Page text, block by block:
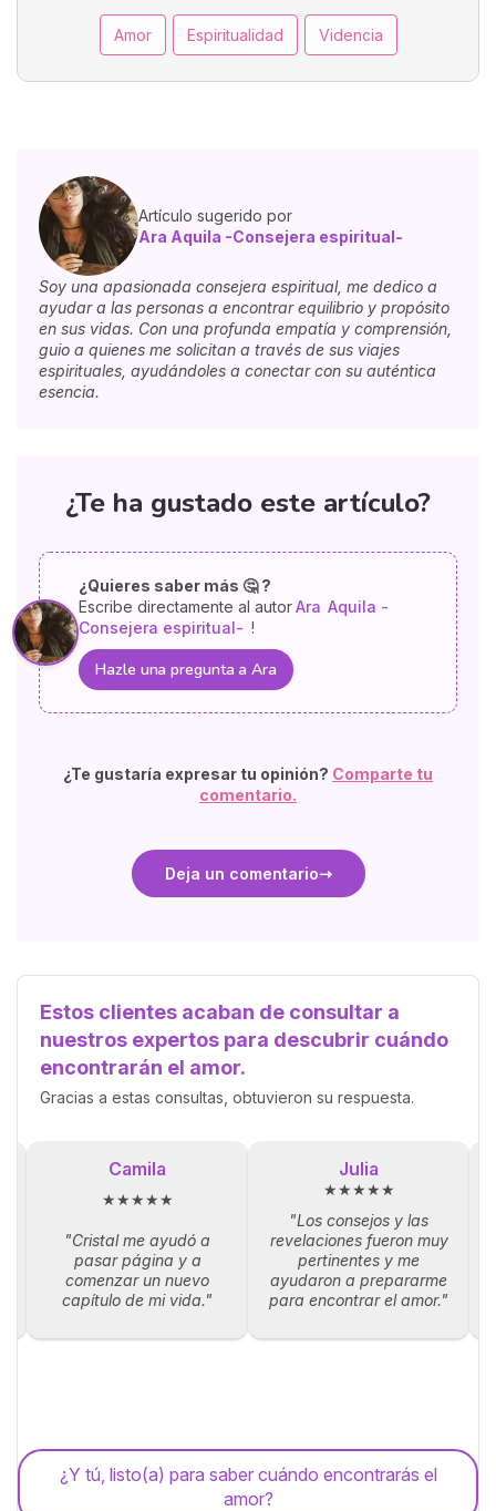
Amor Espiritualidad Videncia
Artículo sugerido por
Ara Aquila -Consejera espiritual-
Soy una apasionada consejera espiritual, me dedico a
ayudar a las personas a encontrar equilibrio y propósito
en sus vidas. Con una profunda empatía y comprensión,
guio a quienes me solicitan a través de sus viajes
espirituales, ayudándoles a conectar con su auténtica
esencia.
¿Te ha gustado este artículo?
¿Quieres saber más 🤔 ?
Escribe directamente al autorAra Aquila -
Consejera espiritual- !
Hazle una pregunta a Ara
¿Te gustaría expresar tu opinión? Comparte tu
comentario.
Deja un comentario
Estos clientes acaban de consultar a
nuestros expertos para descubrir cuándo
encontrarán el amor.
Gracias a estas consultas, obtuvieron su respuesta.
Camila
★★★★★
"Cristal me ayudó a
pasar página y a
comenzar un nuevo
capítulo de mi vida."
Julia
★★★★★
"Los consejos y las
revelaciones fueron muy
pertinentes y me
ayudaron a prepararme
para encontrar el amor."
¿Y tú, listo(a) para saber cuándo encontrarás el
amor?